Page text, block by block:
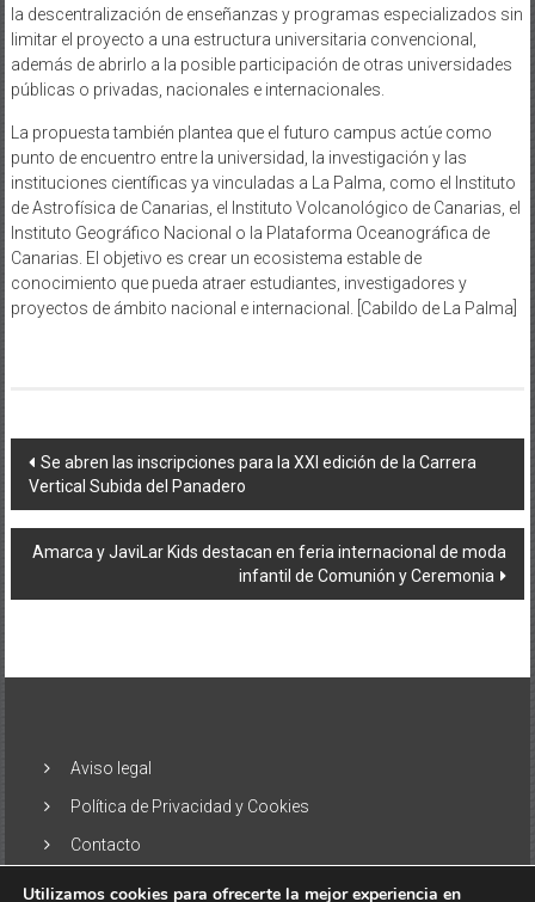
la descentralización de enseñanzas y programas especializados sin
limitar el proyecto a una estructura universitaria convencional,
además de abrirlo a la posible participación de otras universidades
públicas o privadas, nacionales e internacionales.
La propuesta también plantea que el futuro campus actúe como
punto de encuentro entre la universidad, la investigación y las
instituciones científicas ya vinculadas a La Palma, como el Instituto
de Astrofísica de Canarias, el Instituto Volcanológico de Canarias, el
Instituto Geográfico Nacional o la Plataforma Oceanográfica de
Canarias. El objetivo es crear un ecosistema estable de
conocimiento que pueda atraer estudiantes, investigadores y
proyectos de ámbito nacional e internacional. [Cabildo de La Palma]
Navegación
de
entradas
Se abren las inscripciones para la XXI edición de la Carrera
Vertical Subida del Panadero
Amarca y JaviLar Kids destacan en feria internacional de moda
infantil de Comunión y Ceremonia
Aviso legal
Política de Privacidad y Cookies
Contacto
Utilizamos cookies para ofrecerte la mejor experiencia en